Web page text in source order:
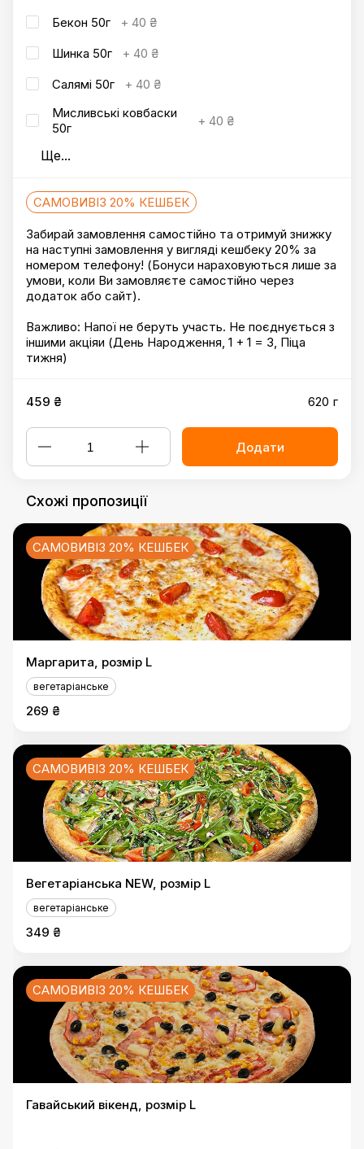
Бекон 50г
+ 40 ₴
Шинка 50г
+ 40 ₴
Салямі 50г
+ 40 ₴
Мисливські ковбаски
50г
+ 40 ₴
Ще...
САМОВИВІЗ 20% КЕШБЕК
Забирай замовлення самостійно та отримуй знижку
на наступні замовлення у вигляді кешбеку 20% за
номером телефону! (Бонуси нараховуються лише за
умови, коли Ви замовляєте самостійно через
додаток або сайт).
Важливо: Напої не беруть участь. Не поєднується з
іншими акціяи (День Народження, 1 + 1 = 3, Піца
тижня)
459 ₴ 620 г
Додати
Схожі пропозиції
САМОВИВІЗ 20% КЕШБЕК
Маргарита, розмір L
вегетаріанське
269 ₴
САМОВИВІЗ 20% КЕШБЕК
Вегетаріанська NEW, розмір L
вегетаріанське
349 ₴
САМОВИВІЗ 20% КЕШБЕК
Гавайський вікенд, розмір L